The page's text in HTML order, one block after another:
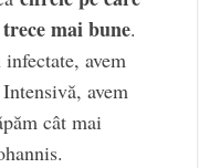
mai bune.
avem
avem
cât mai